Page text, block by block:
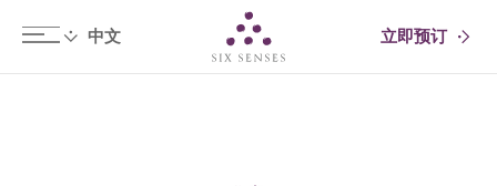
立即预订